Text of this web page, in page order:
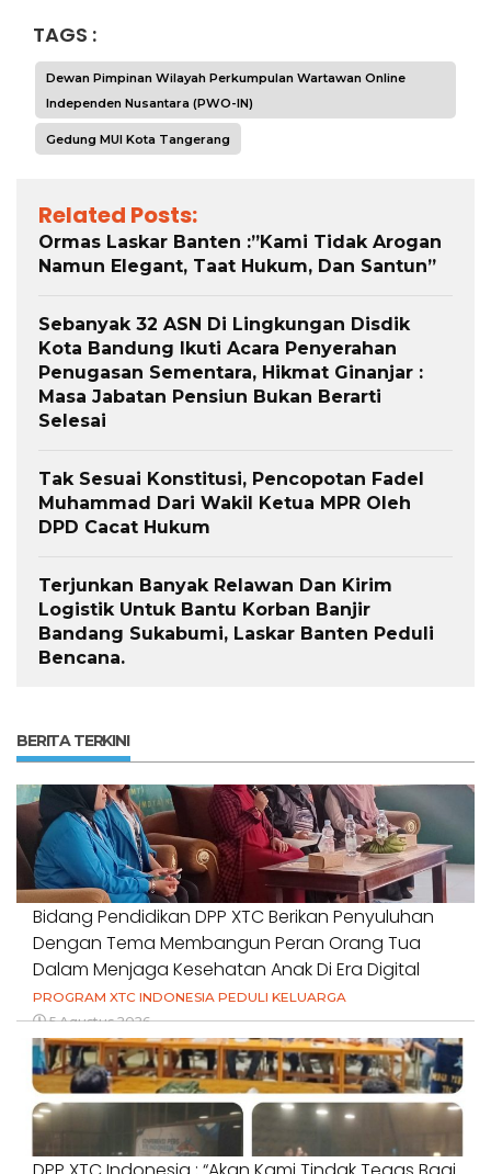
TAGS :
Dewan Pimpinan Wilayah Perkumpulan Wartawan Online
Independen Nusantara (PWO-IN)
Gedung MUI Kota Tangerang
Related Posts:
Ormas Laskar Banten :”Kami Tidak Arogan
Namun Elegant, Taat Hukum, Dan Santun”
Sebanyak 32 ASN Di Lingkungan Disdik
Kota Bandung Ikuti Acara Penyerahan
Penugasan Sementara, Hikmat Ginanjar :
Masa Jabatan Pensiun Bukan Berarti
Selesai
Tak Sesuai Konstitusi, Pencopotan Fadel
Muhammad Dari Wakil Ketua MPR Oleh
DPD Cacat Hukum
Terjunkan Banyak Relawan Dan Kirim
Logistik Untuk Bantu Korban Banjir
Bandang Sukabumi, Laskar Banten Peduli
Bencana.
BERITA TERKINI
Bidang Pendidikan DPP XTC Berikan Penyuluhan
Dengan Tema Membangun Peran Orang Tua
Dalam Menjaga Kesehatan Anak Di Era Digital
PROGRAM XTC INDONESIA PEDULI KELUARGA
5 Agustus 2026